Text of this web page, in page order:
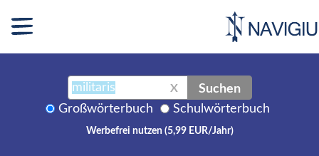
X Suchen
Großwörterbuch Schulwörterbuch
Werbefrei nutzen (5,99 EUR/Jahr)